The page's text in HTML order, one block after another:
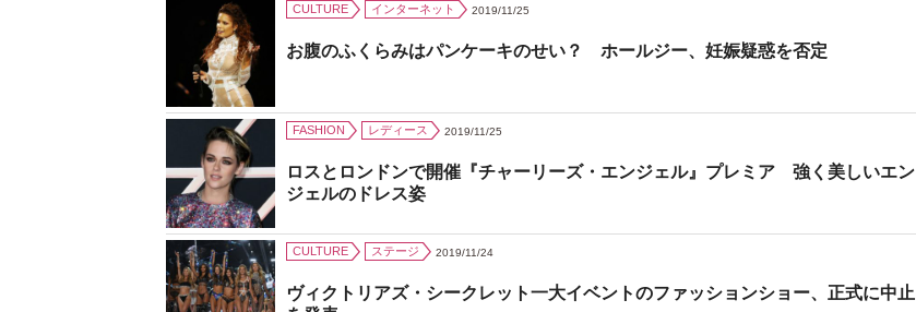
CULTURE インターネット 2019/11/25
お腹のふくらみはパンケーキのせい？ ホールジー、妊娠疑惑を否定
FASHION レディース 2019/11/25
ロスとロンドンで開催『チャーリーズ・エンジェル』プレミア 強く美しいエン
ジェルのドレス姿
CULTURE ステージ 2019/11/24
ヴィクトリアズ・シークレット一大イベントのファッションショー、正式に中止